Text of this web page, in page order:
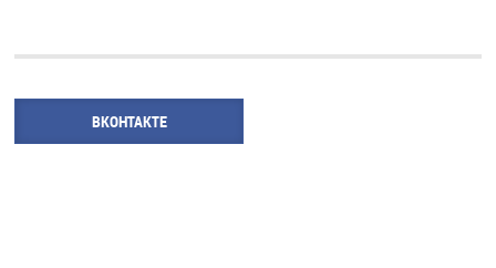
ВКОНТАКТЕ